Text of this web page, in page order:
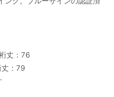
丈：76
：79